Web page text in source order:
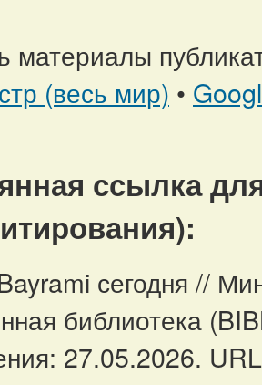
материалы
(весь мир) •
ссылка
сегодня //
библиотека
27.05.2026.